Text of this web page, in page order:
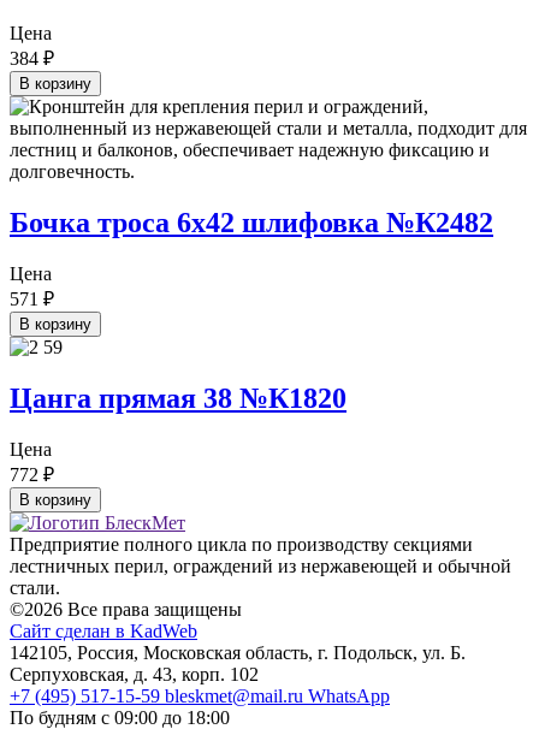
Цена
384 ₽
В корзину
Бочка троса 6х42 шлифовка №К2482
Цена
571 ₽
В корзину
Цанга прямая 38 №К1820
Цена
772 ₽
В корзину
Предприятие полного цикла по производству секциями
лестничных перил, ограждений из нержавеющей и обычной
стали.
©2026 Все права защищены
Сайт сделан в KadWeb
142105, Россия, Московская область, г. Подольск, ул. Б.
Серпуховская, д. 43, корп. 102
+7 (495) 517-15-59 bleskmet@mail.ru WhatsApp
По будням с 09:00 до 18:00